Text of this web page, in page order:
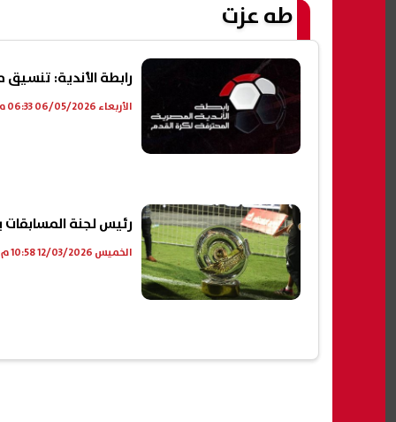
طه عزت
رابطة الأندية:
الأربعاء 06/05/2026 06:33 م
رئيس لجنة
الخميس 12/03/2026 10:58 م